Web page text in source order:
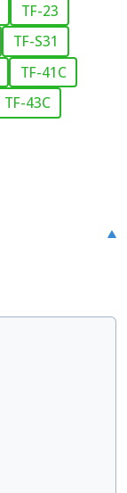
TF-23
TF-S31
TF-41C
TF-43C